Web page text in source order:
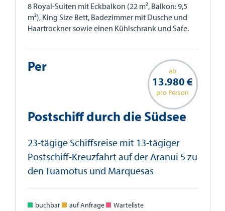
8 Royal-Suiten mit Eckbalkon (22 m², Balkon: 9,5
m²), King Size Bett, Badezimmer mit Dusche und
Haartrockner sowie einen Kühlschrank und Safe.
ab
13.980 €
pro Person
Per
Postschiff durch die Südsee
23-tägige Schiffsreise mit 13-tägiger
Postschiff-Kreuzfahrt auf der Aranui 5 zu
den Tuamotus und Marquesas
buchbar auf Anfrage
Warteliste